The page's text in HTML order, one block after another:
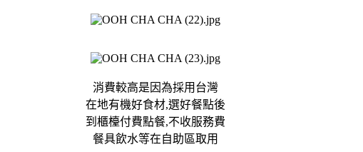
消費較高是因為採用台灣
在地有機好食材,選好餐點後
到櫃檯付費點餐,不收服務費
餐具飲水等在自助區取用